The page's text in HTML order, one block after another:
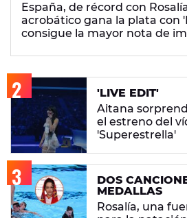
España, de récord con
acrobático gana la plata con
consigue la mayor nota de
'LIVE EDIT'
Aitana
el estreno del
'Superestrella'
DOS
MEDALLAS
Rosalía, una